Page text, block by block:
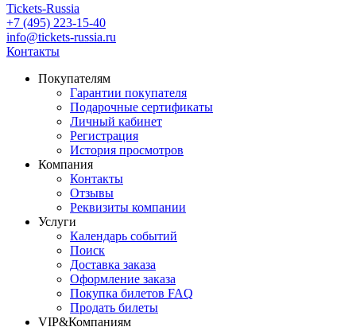
Tickets-Russia
+7 (495) 223-15-40
info@tickets-russia.ru
Контакты
Покупателям
Гарантии покупателя
Подарочные сертификаты
Личный кабинет
Регистрация
История просмотров
Компания
Контакты
Отзывы
Реквизиты компании
Услуги
Календарь событий
Поиск
Доставка заказа
Оформление заказа
Покупка билетов FAQ
Продать билеты
VIP&Компаниям